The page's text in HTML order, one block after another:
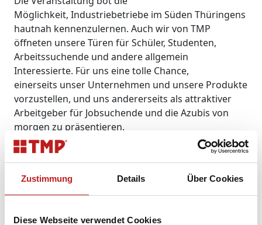
Zustimmung Details Über Cookies
Diese Webseite verwendet Cookies
Möglichkeit, Industriebetriebe im Süden Thüringens
hautnah kennenzulernen. Auch wir von TMP
öffneten unsere Türen für Schüler, Studenten,
Arbeitssuchende und andere allgemein
Interessierte. Für uns eine tolle Chance,
einerseits unser Unternehmen und unsere Produkte
vorzustellen, und uns andererseits als attraktiver
Arbeitgeber für Jobsuchende und die Azubis von
morgen zu präsentieren.
Die teilnehmenden Besucher an unserem Thüringer
Produktionsstandort Hildburghausen erwartete ein
spannendes Programm. Insgesamt meldeten sich 24
Teilnehmer für die eineinhalbstündige TMP
Unternehmenspräsentation, daraufhin erhielten